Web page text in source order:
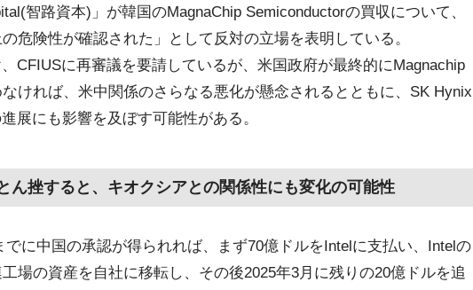
智路資本)」が韓国のMagnaChip Semiconductorの買収について、
危険性が確認された」として反対の立場を表明している。
CFIUSに再審議を要請しているが、米国政府が最終的にMagnachip
ければ、米中関係のさらなる悪化が懸念されるとともに、SK Hynix
展にも影響を及ぼす可能性がある。
ん挫すると、キオクシアとの関係性にも変化の可能性
でに中国の承認が得られれば、まず70億ドルをIntelに支払い、Intelの
場の資産を自社に移転し、その後2025年3月に残りの20億ドルを追